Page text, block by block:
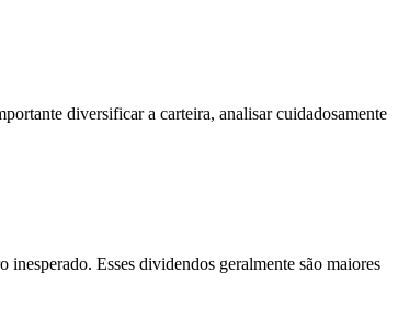
diversificar a carteira, analisar cuidadosamente
Esses dividendos geralmente são maiores